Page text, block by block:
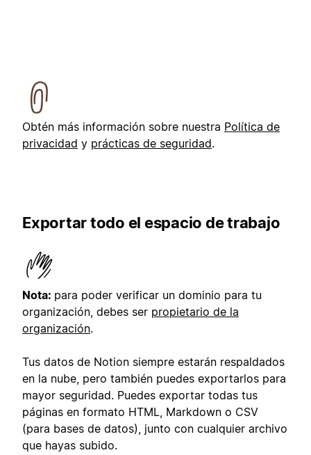
Obtén más información sobre nuestra Política de
privacidad y prácticas de seguridad.
Exportar todo el espacio de trabajo
Nota: para poder verificar un dominio para tu
organización, debes ser propietario de la
organización.
Tus datos de Notion siempre estarán respaldados
en la nube, pero también puedes exportarlos para
mayor seguridad. Puedes exportar todas tus
páginas en formato HTML, Markdown o CSV
(para bases de datos), junto con cualquier archivo
que hayas subido.